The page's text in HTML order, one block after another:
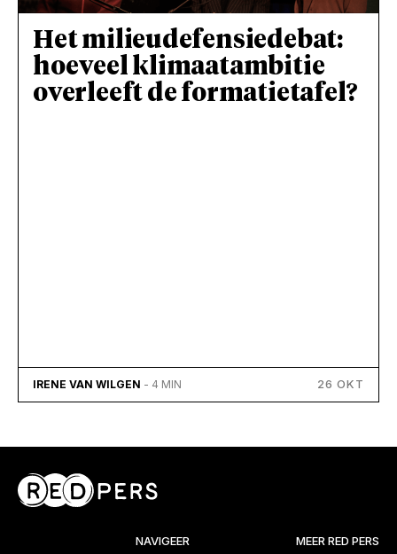
Het milieudefensiedebat:
hoeveel klimaatambitie
overleeft de formatietafel?
IRENE VAN WILGEN - 4 MIN 26 OKT
NAVIGEER MEER RED PERS